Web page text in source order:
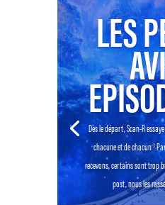
LES
Dès le départ, Scan-R
chacune et de chacun !
recevons, certains sont trop
post, nous les